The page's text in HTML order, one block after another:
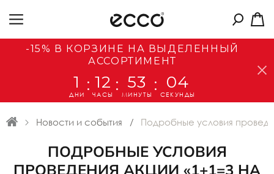
-15% В КОРЗИНЕ НА ВЫДЕЛЕННЫЙ
АССОРТИМЕНТ
1
ДНИ
: 12
ЧАСЫ
: 53
МИНУТЫ
: 04
СЕКУНДЫ
Новости и события Подробные условия
ПОДРОБНЫЕ УСЛОВИЯ
ПРОВЕДЕНИЯ АКЦИИ «1+1=3 НА